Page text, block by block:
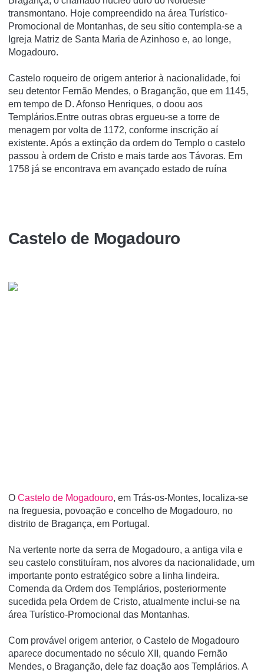
transmontano. Hoje compreendido na área Turí­stico-
Promocional de Montanhas, de seu sí­tio contempla-se a
Igreja Matriz de Santa Maria de Azinhoso e, ao longe,
Mogadouro.
Castelo roqueiro de origem anterior à nacionalidade, foi
seu detentor Fernão Mendes, o Braganção, que em 1145,
em tempo de D. Afonso Henriques, o doou aos
Templários.Entre outras obras ergueu-se a torre de
menagem por volta de 1172, conforme inscrição aí
existente. Após a extinção da ordem do Templo o castelo
passou à ordem de Cristo e mais tarde aos Távoras. Em
1758 já se encontrava em avançado estado de ruína
Castelo de Mogadouro
O Castelo de Mogadouro, em Trás-os-Montes, localiza-se
na freguesia, povoação e concelho de Mogadouro, no
distrito de Bragança, em Portugal.
Na vertente norte da serra de Mogadouro, a antiga vila e
seu castelo constituí­ram, nos alvores da nacionalidade, um
importante ponto estratégico sobre a linha lindeira.
Comenda da Ordem dos Templários, posteriormente
sucedida pela Ordem de Cristo, atualmente inclui-se na
área Turí­stico-Promocional das Montanhas.
Com provável origem anterior, o Castelo de Mogadouro
aparece documentado no século XII, quando Fernão
Mendes, o Braganção, dele faz doação aos Templários. A